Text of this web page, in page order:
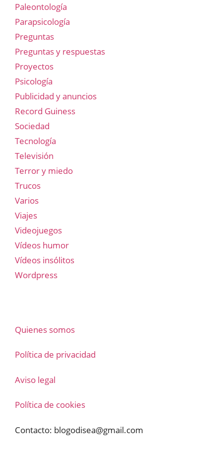
Paleontología
Parapsicología
Preguntas
Preguntas y respuestas
Proyectos
Psicología
Publicidad y anuncios
Record Guiness
Sociedad
Tecnología
Televisión
Terror y miedo
Trucos
Varios
Viajes
Videojuegos
Vídeos humor
Vídeos insólitos
Wordpress
Quienes somos
Política de privacidad
Aviso legal
Política de cookies
Contacto: blogodisea@gmail.com